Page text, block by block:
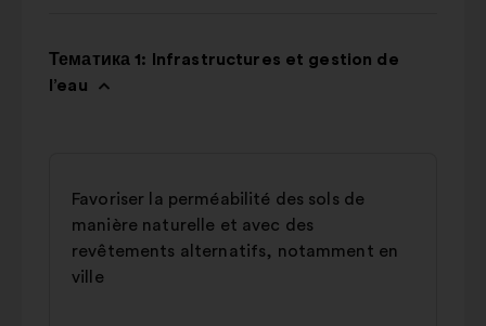
Тематика 1: Infrastructures et gestion de
l’eau
Favoriser la perméabilité des sols de
manière naturelle et avec des
revêtements alternatifs, notamment en
ville